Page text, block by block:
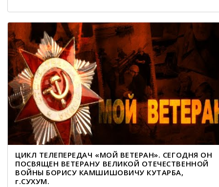
ЦИКЛ ТЕЛЕПЕРЕДАЧ «МОЙ ВЕТЕРАН». СЕГОДНЯ ОН
ПОСВЯЩЕН ВЕТЕРАНУ ВЕЛИКОЙ ОТЕЧЕСТВЕННОЙ
ВОЙНЫ БОРИСУ КАМШИШОВИЧУ КУТАРБА,
г.СУХУМ.